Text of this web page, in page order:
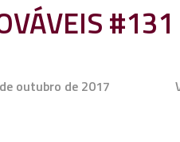
outubro de 2017